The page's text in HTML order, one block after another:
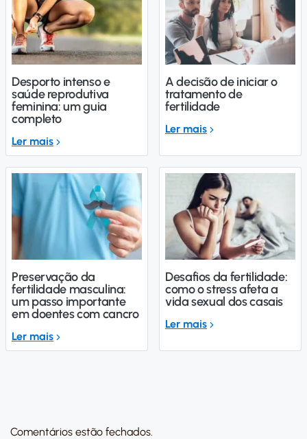
Desporto intenso e
saúde reprodutiva
feminina: um guia
completo
Ler mais
A decisão de iniciar o
tratamento de
fertilidade
Ler mais
Preservação da
fertilidade masculina:
um passo importante
em doentes com cancro
Ler mais
Desafios da fertilidade:
como o stress afeta a
vida sexual dos casais
Ler mais
Comentários estão fechados.